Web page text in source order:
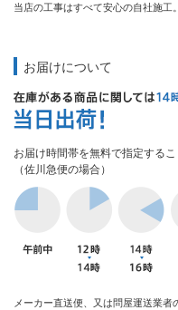
当店の工事はすべて安心の自社施工
お届けについて
お届け時間帯を無料で指定するこ
（佐川急便の場合）
メーカー直送便、又は問屋運送業